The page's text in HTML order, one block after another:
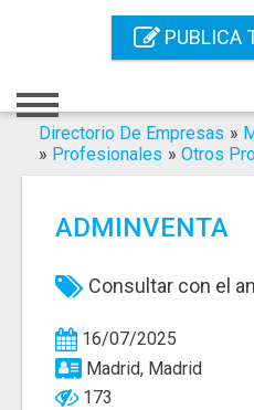
PUBLICA
Registro
Contacto
Servicios Online
Servicios SEO
Publica Tu Empresa
Buscar
Directorio De Empresas »
» Profesionales » Otros
ADMINVENTA
Consultar con el
16/07/2025
Madrid, Madrid
173